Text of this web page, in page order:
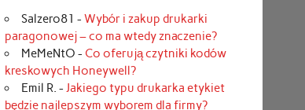
Salzero81 - Wybór i zakup drukarki
paragonowej – co ma wtedy znaczenie?
MeMeNtO - Co oferują czytniki kodów
kreskowych Honeywell?
Emil R. - Jakiego typu drukarka etykiet
będzie najlepszym wyborem dla firmy?